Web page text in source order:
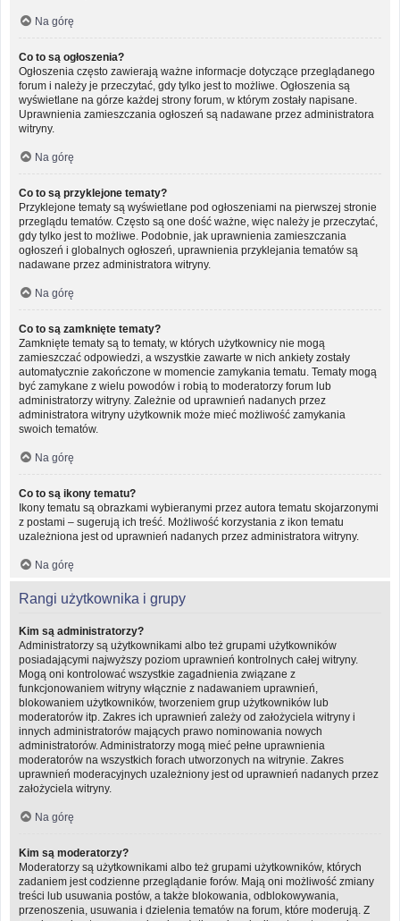
Na górę
Co to są ogłoszenia?
Ogłoszenia często zawierają ważne informacje dotyczące przeglądanego
forum i należy je przeczytać, gdy tylko jest to możliwe. Ogłoszenia są
wyświetlane na górze każdej strony forum, w którym zostały napisane.
Uprawnienia zamieszczania ogłoszeń są nadawane przez administratora
witryny.
Na górę
Co to są przyklejone tematy?
Przyklejone tematy są wyświetlane pod ogłoszeniami na pierwszej stronie
przeglądu tematów. Często są one dość ważne, więc należy je przeczytać,
gdy tylko jest to możliwe. Podobnie, jak uprawnienia zamieszczania
ogłoszeń i globalnych ogłoszeń, uprawnienia przyklejania tematów są
nadawane przez administratora witryny.
Na górę
Co to są zamknięte tematy?
Zamknięte tematy są to tematy, w których użytkownicy nie mogą
zamieszczać odpowiedzi, a wszystkie zawarte w nich ankiety zostały
automatycznie zakończone w momencie zamykania tematu. Tematy mogą
być zamykane z wielu powodów i robią to moderatorzy forum lub
administratorzy witryny. Zależnie od uprawnień nadanych przez
administratora witryny użytkownik może mieć możliwość zamykania
swoich tematów.
Na górę
Co to są ikony tematu?
Ikony tematu są obrazkami wybieranymi przez autora tematu skojarzonymi
z postami – sugerują ich treść. Możliwość korzystania z ikon tematu
uzależniona jest od uprawnień nadanych przez administratora witryny.
Na górę
Rangi użytkownika i grupy
Kim są administratorzy?
Administratorzy są użytkownikami albo też grupami użytkowników
posiadającymi najwyższy poziom uprawnień kontrolnych całej witryny.
Mogą oni kontrolować wszystkie zagadnienia związane z
funkcjonowaniem witryny włącznie z nadawaniem uprawnień,
blokowaniem użytkowników, tworzeniem grup użytkowników lub
moderatorów itp. Zakres ich uprawnień zależy od założyciela witryny i
innych administratorów mających prawo nominowania nowych
administratorów. Administratorzy mogą mieć pełne uprawnienia
moderatorów na wszystkich forach utworzonych na witrynie. Zakres
uprawnień moderacyjnych uzależniony jest od uprawnień nadanych przez
założyciela witryny.
Na górę
Kim są moderatorzy?
Moderatorzy są użytkownikami albo też grupami użytkowników, których
zadaniem jest codzienne przeglądanie forów. Mają oni możliwość zmiany
treści lub usuwania postów, a także blokowania, odblokowywania,
przenoszenia, usuwania i dzielenia tematów na forum, które moderują. Z